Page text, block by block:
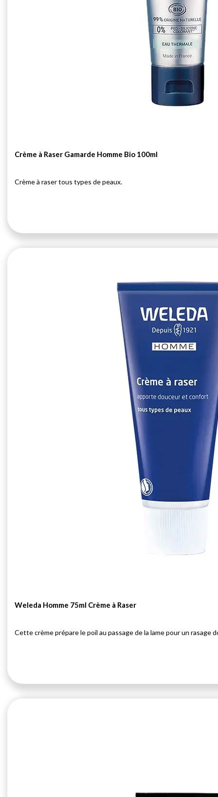
Crème à Raser Gamarde Homme Bio 100ml
Crème à raser tous types de peaux.
Weleda Homme 75ml Crème à Raser
Cette crème prépare le poil au passage de la lame pour un rasage